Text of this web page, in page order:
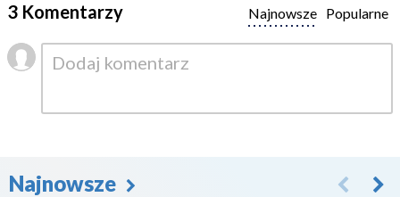
3 Komentarzy Popularne
Najnowsze
Najnowsze